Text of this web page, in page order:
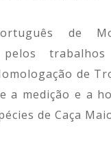
de
pelos
de
a medição e a
de Caça